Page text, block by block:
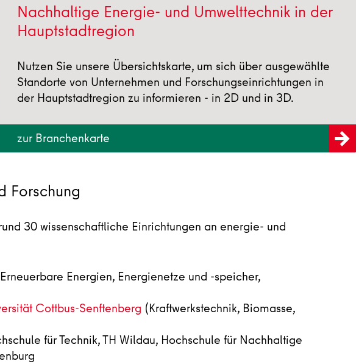
Nachhaltige Energie- und Umwelttechnik in der
Hauptstadtregion
Nutzen Sie unsere Übersichtskarte, um sich über ausgewählte
Standorte von Unternehmen und Forschungseinrichtungen in
der Hauptstadtregion zu informieren - in 2D und in 3D.
zur Branchenkarte
Forschung
30 wissenschaftliche Einrichtungen an energie- und
Energien, Energienetze und -speicher,
Cottbus-Senftenberg (Kraftwerkstechnik, Biomasse,
für Technik, TH Wildau, Hochschule für Nachhaltige